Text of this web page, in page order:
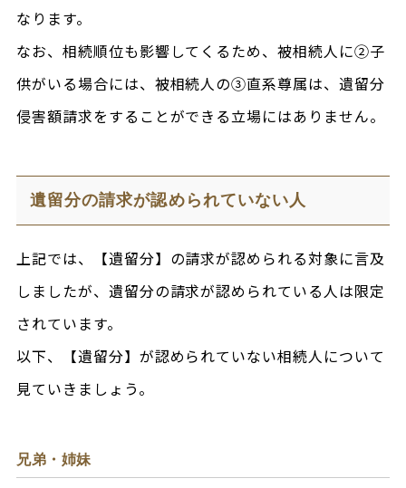
なります。
なお、相続順位も影響してくるため、被相続人に②子
供がいる場合には、被相続人の③直系尊属は、遺留分
侵害額請求をすることができる立場にはありません。
遺留分の請求が認められていない人
上記では、【遺留分】の請求が認められる対象に言及
しましたが、遺留分の請求が認められている人は限定
されています。
以下、【遺留分】が認められていない相続人について
見ていきましょう。
兄弟・姉妹